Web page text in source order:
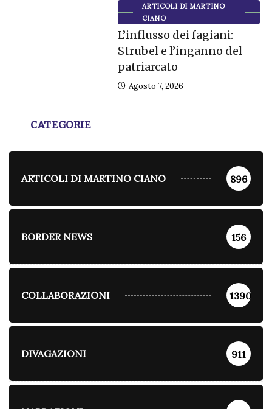
ARTICOLI DI MARTINO
CIANO
L’influsso dei fagiani:
Strubel e l’inganno del
patriarcato
Agosto 7, 2026
CATEGORIE
ARTICOLI DI MARTINO CIANO 896
BORDER NEWS 156
COLLABORAZIONI 1390
DIVAGAZIONI 911